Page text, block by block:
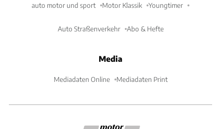
auto motor und sport Motor Klassik Youngtimer
Auto Straßenverkehr Abo & Hefte
Media
Mediadaten Online Mediadaten Print